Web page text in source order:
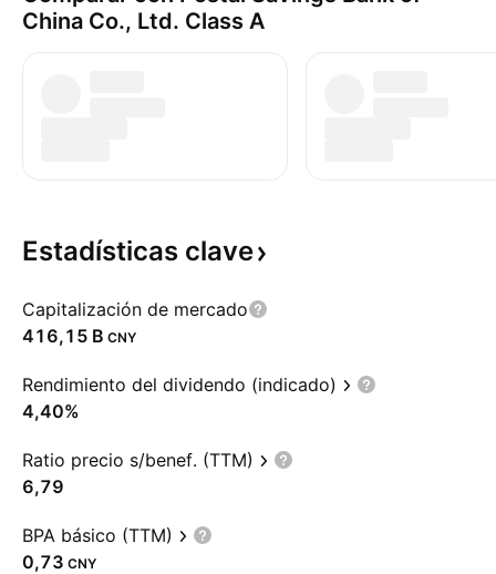
China Co., Ltd. Class A
Estadísticas clave
Capitalización de mercado
‪416,15 B‬ CNY
Rendimiento del dividendo (indicado)
4,40%
Ratio precio s/benef. (TTM)
6,79
BPA básico (TTM)
0,73 CNY